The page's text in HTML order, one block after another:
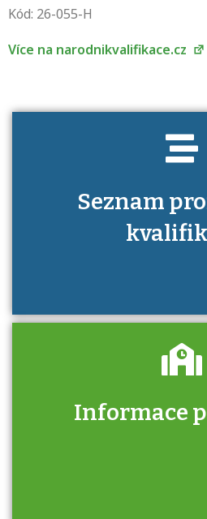
Kód: 26-055-H
Více na narodnikvalifikace.cz
Seznam
Víte, jaké dovednosti
Informace
Zjistěte, jak se přihlásit